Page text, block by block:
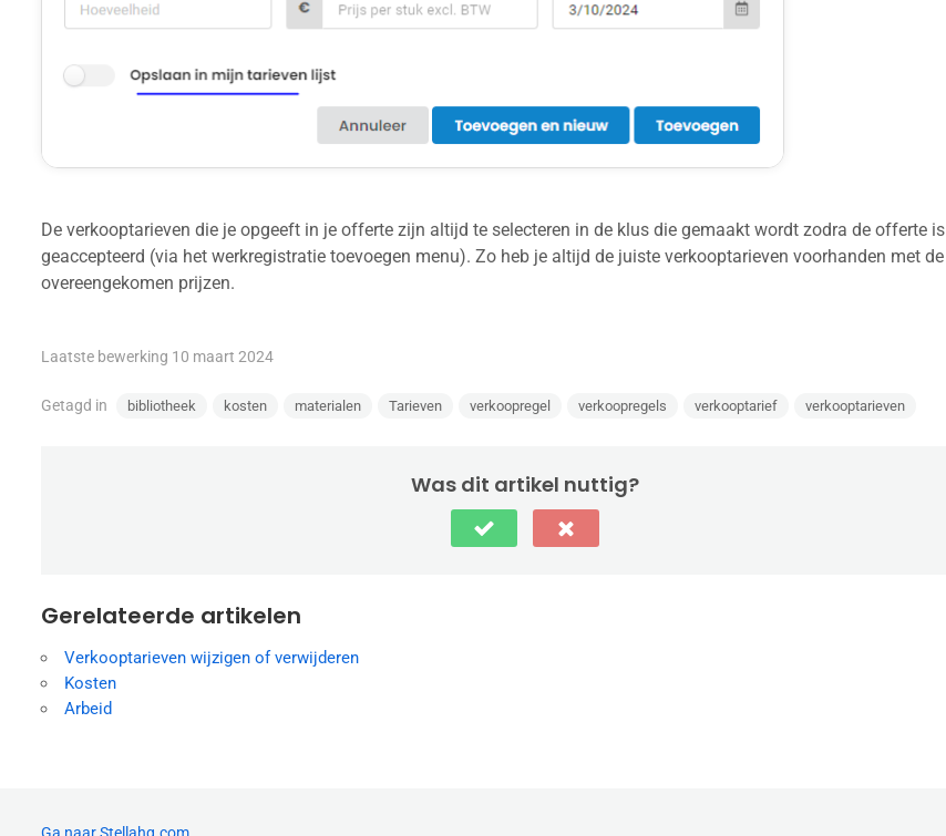
De verkooptarieven die je opgeeft in je offerte zijn altijd te selecteren in de klus die gemaakt wordt zodra de offerte is
geaccepteerd (via het werkregistratie toevoegen menu). Zo heb je altijd de juiste verkooptarieven voorhanden met de
overeengekomen prijzen.
Laatste bewerking 10 maart 2024
Getagd in bibliotheek kosten materialen Tarieven verkoopregel verkoopregels verkooptarief verkooptarieven
Was dit artikel nuttig?
Gerelateerde artikelen
Verkooptarieven wijzigen of verwijderen
Kosten
Arbeid